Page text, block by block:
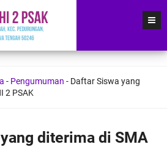
- Pengumuman - Daftar Siswa yang
2 PSAK
diterima di SMA